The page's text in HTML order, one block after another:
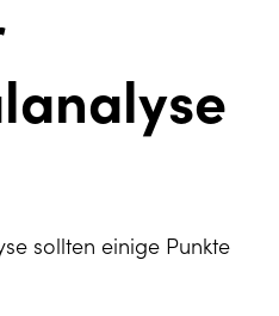
sollten einige Punkte